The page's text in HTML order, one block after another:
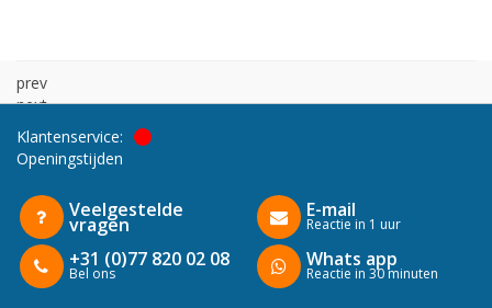
prev
next
Klantenservice:
Openingstijden
Veelgestelde
vragen
+31 (0)77 820 02 08
Bel ons
E-mail
Reactie in 1 uur
Whats app
Reactie in 30 minuten